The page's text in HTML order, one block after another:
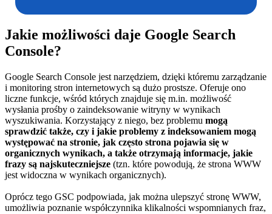
Jakie możliwości daje Google Search
Console?
Google Search Console jest narzędziem, dzięki któremu zarządzanie
i monitoring stron internetowych są dużo prostsze. Oferuje ono
liczne funkcje, wśród których znajduje się m.in. możliwość
wysłania prośby o zaindeksowanie witryny w wynikach
wyszukiwania. Korzystający z niego, bez problemu mogą
sprawdzić także, czy i jakie problemy z indeksowaniem mogą
występować na stronie, jak często strona pojawia się w
organicznych wynikach, a także otrzymają informacje, jakie
frazy są najskuteczniejsze (tzn. które powodują, że strona WWW
jest widoczna w wynikach organicznych).
Oprócz tego GSC podpowiada, jak można ulepszyć stronę WWW,
umożliwia poznanie współczynnika klikalności wspomnianych fraz,